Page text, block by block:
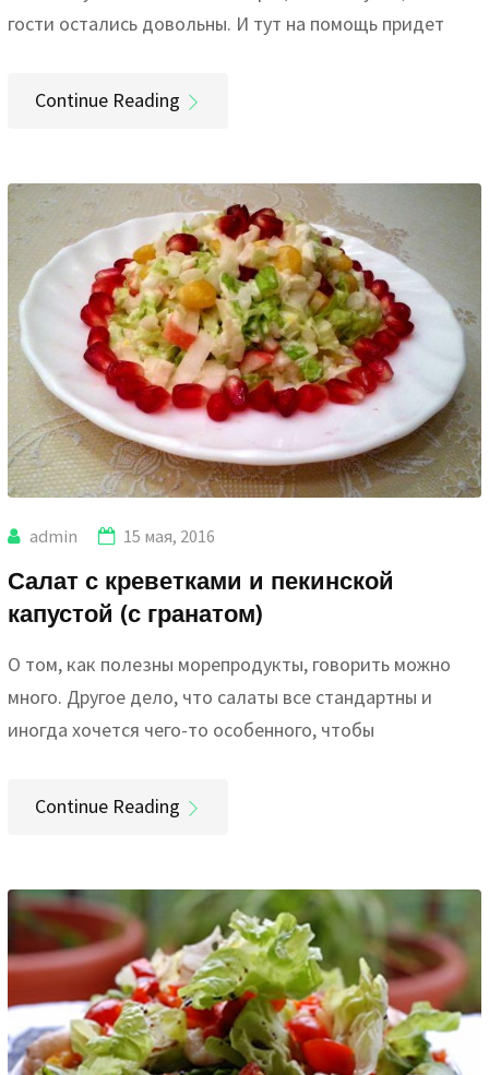
гости остались довольны. И тут на помощь придет
Continue Reading
admin 15 мая, 2016
Салат с креветками и пекинской
капустой (с гранатом)
О том, как полезны морепродукты, говорить можно
много. Другое дело, что салаты все стандартны и
иногда хочется чего-то особенного, чтобы
Continue Reading